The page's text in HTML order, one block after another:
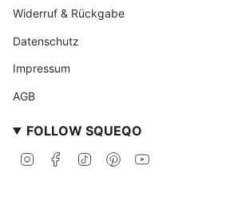
Widerruf & Rückgabe
Datenschutz
Impressum
AGB
FOLLOW SQUEQO